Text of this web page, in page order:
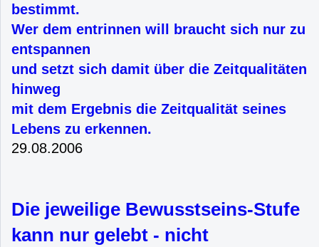
bestimmt.
Wer dem entrinnen will braucht sich nur zu
entspannen
und setzt sich damit über die Zeitqualitäten
hinweg
mit dem Ergebnis die Zeitqualität seines
Lebens zu erkennen.
29.08.2006
Die jeweilige Bewusstseins-Stufe
kann nur gelebt - nicht